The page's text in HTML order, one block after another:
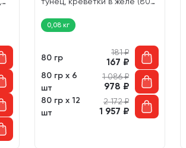
0,08 кг
80 гр
181₽
167 ₽
80 гр х 6
шт
1 086₽
978 ₽
80 гр х 12
шт
2 172₽
1 957 ₽